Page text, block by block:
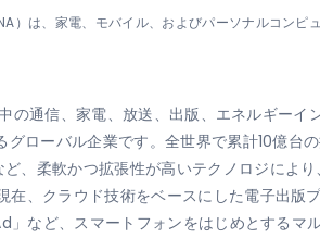
は、家電、モバイル、およびパーソナルコンピ
の通信、家電、放送、出版、エネルギー
グローバル企業です。全世界で累計10億
ど、柔軟かつ拡張性が高いテクノロジによ
、クラウド技術をベースにした電子出版
など、スマートフォンをはじめとするマ